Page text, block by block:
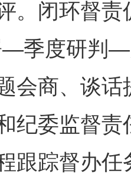
。闭环督责
—季度研判
会商、谈
纪委监督
跟踪督办